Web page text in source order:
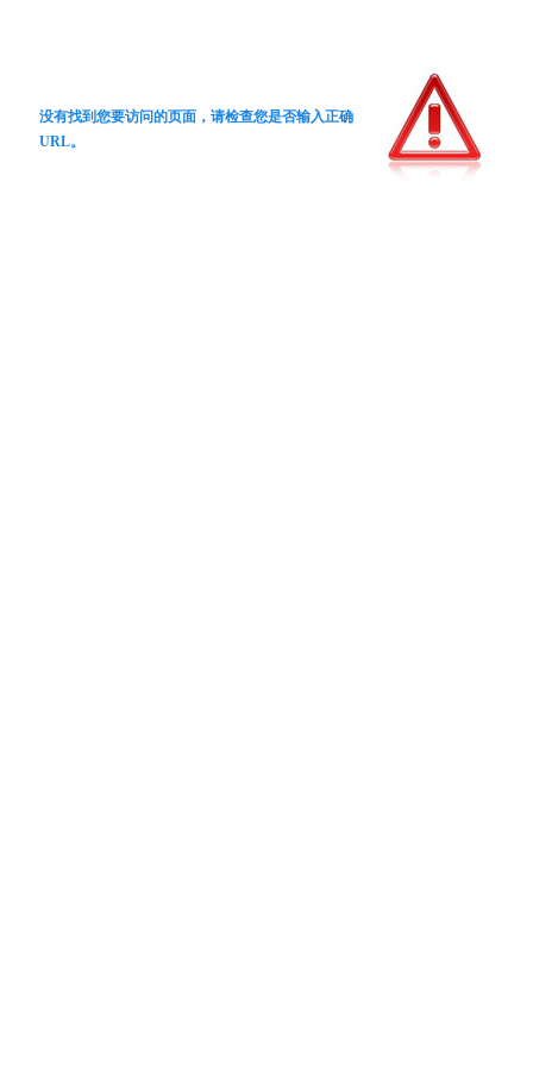
没有找到您要访问的页面，请检查您是否输入正确
URL。